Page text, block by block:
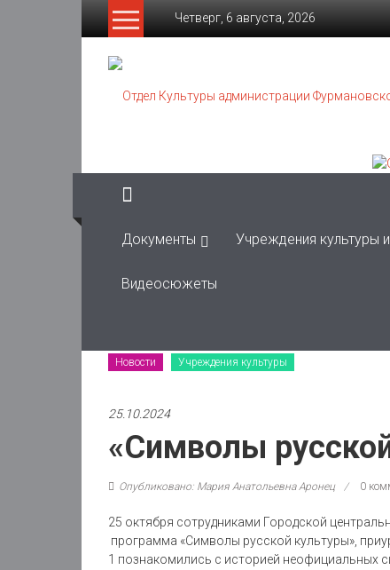
Четверг, 6 августа, 2026
Отдел
Культуры
Фурмановского
муниципального
района
Муниципальное
Документы Учреждения культуры
Видеосюжеты
Новости Учреждения культуры
25.10.2024
«Символы
Опубликовано: Мария Анатольевна Аронец 0
25 октября сотрудниками Городской
программа «Символы русской культуры»,
1 познакомились с историей неофициальных